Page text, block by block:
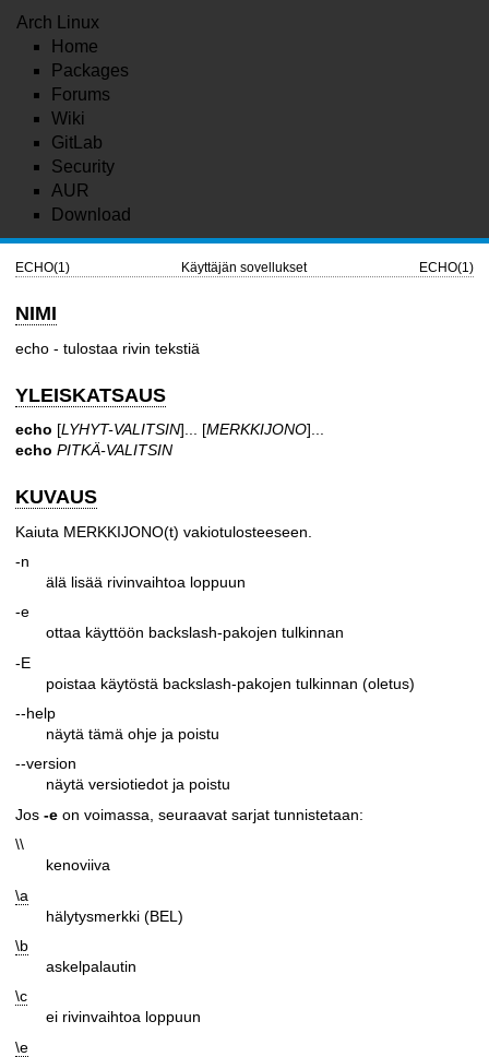
Arch Linux
Home
Packages
Forums
Wiki
GitLab
Security
AUR
Download
ECHO(1) Käyttäjän sovellukset ECHO(1)
NIMI
echo - tulostaa rivin tekstiä
YLEISKATSAUS
echo [LYHYT-VALITSIN]... [MERKKIJONO]...
echo PITKÄ-VALITSIN
KUVAUS
Kaiuta MERKKIJONO(t) vakiotulosteeseen.
-n
älä lisää rivinvaihtoa loppuun
-e
ottaa käyttöön backslash-pakojen tulkinnan
-E
poistaa käytöstä backslash-pakojen tulkinnan (oletus)
--help
näytä tämä ohje ja poistu
--version
näytä versiotiedot ja poistu
Jos -e on voimassa, seuraavat sarjat tunnistetaan:
\\
kenoviiva
\a
hälytysmerkki (BEL)
\b
askelpalautin
\c
ei rivinvaihtoa loppuun
\e